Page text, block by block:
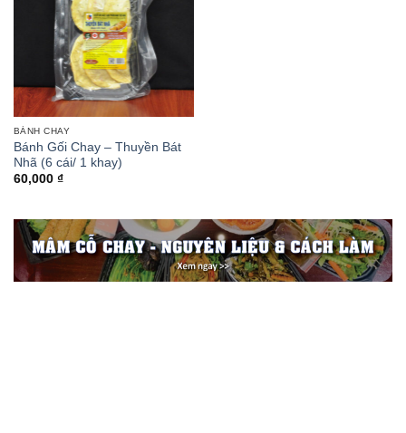
BÁNH CHAY
Bánh Gối Chay – Thuyền Bát
Nhã (6 cái/ 1 khay)
60,000 ₫